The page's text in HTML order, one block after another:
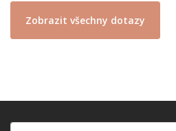
Zobrazit všechny dotazy